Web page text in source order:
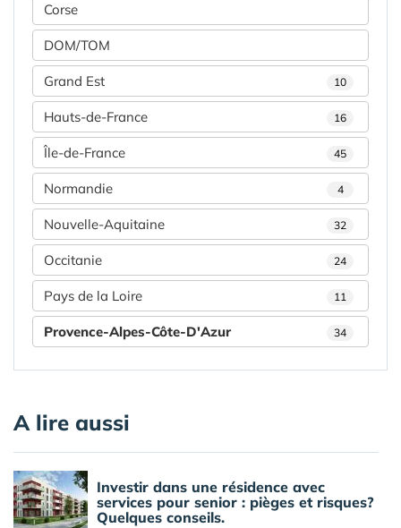
Corse
DOM/TOM
Grand Est 10
Hauts-de-France 16
Île-de-France 45
Normandie 4
Nouvelle-Aquitaine 32
Occitanie 24
Pays de la Loire 11
Provence-Alpes-Côte-D'Azur 34
A lire aussi
Investir dans une résidence avec
services pour senior : pièges et risques?
Quelques conseils.